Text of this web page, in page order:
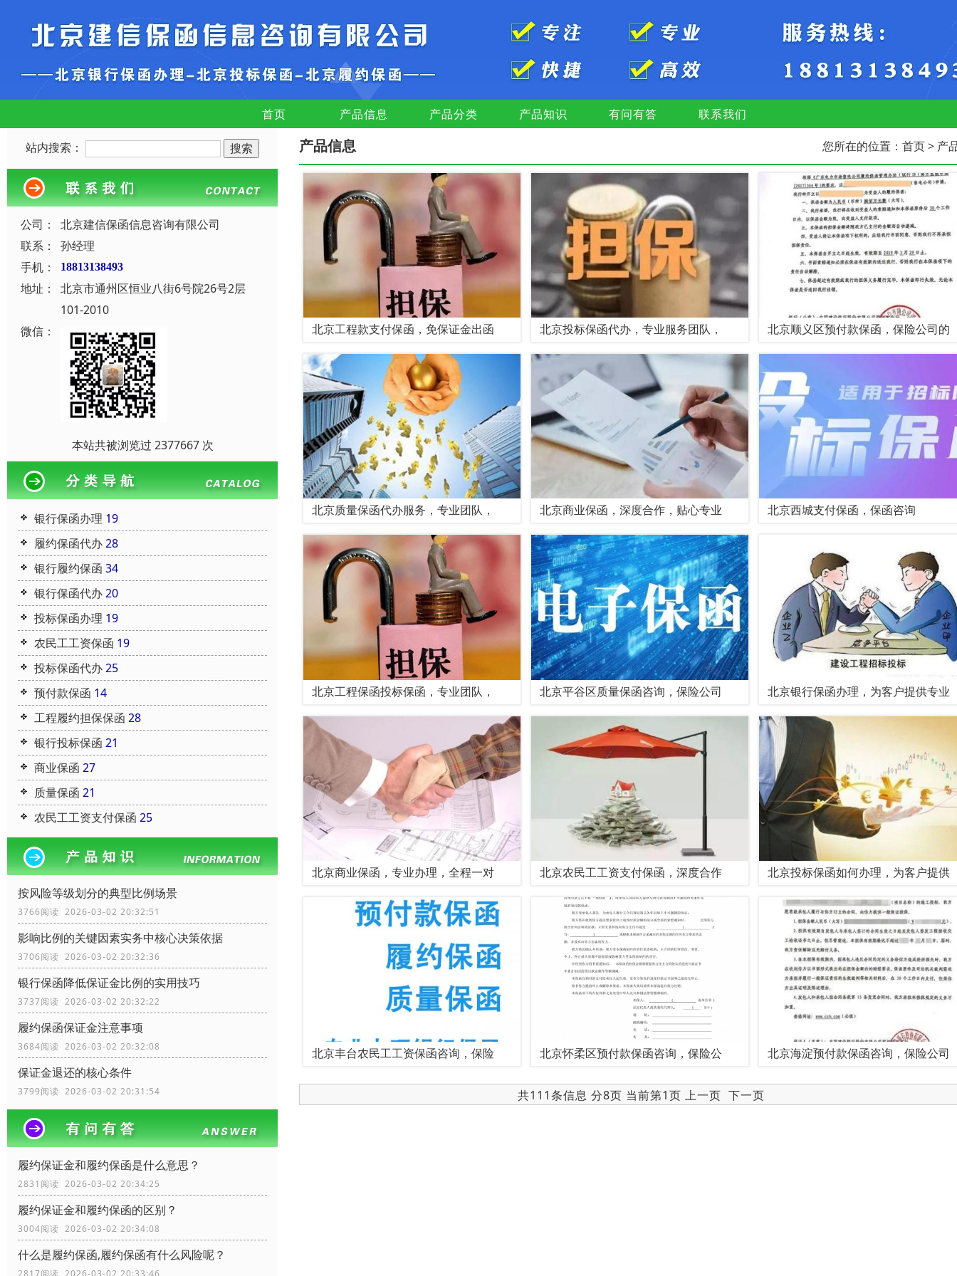
首页 产品信息 产品分类 产品知识 有问有答 联系我们
站内搜索：
公司：
北京建信保函信息咨询有限公司
联系：
孙经理
手机：
18813138493
地址：
北京市通州区恒业八街6号院26号2层
101-2010
微信：
本站共被浏览过 2377667 次
银行保函办理 19
履约保函代办28
银行履约保函 34
银行保函代办20
投标保函办理 19
农民工工资保函 19
投标保函代办25
预付款保函 14
工程履约担保保函 28
银行投标保函 21
商业保函 27
质量保函 21
农民工工资支付保函 25
按风险等级划分的典型比例场景
3766阅读 2026-03-02 20:32:51
影响比例的关键因素实务中核心决策依据
3706阅读 2026-03-02 20:32:36
银行保函降低保证金比例的实用技巧
3737阅读 2026-03-02 20:32:22
履约保函保证金注意事项
3684阅读 2026-03-02 20:32:08
保证金退还的核心条件
3799阅读 2026-03-02 20:31:54
履约保证金和履约保函是什么意思？
2831阅读 2026-03-02 20:34:25
履约保证金和履约保函的区别？
3004阅读 2026-03-02 20:34:08
什么是履约保函,履约保函有什么风险呢？
2817阅读 2026-03-02 20:33:46
产品信息 您所在的位置： 首页> 产
北京工程款支付保函，免保证金出函 北京投标保函代办，专业服务团队， 北京顺义区预付款保函，保险公司的
北京质量保函代办服务，专业团队， 北京商业保函，深度合作，贴心专业 北京西城支付保函，保函咨询
北京工程保函投标保函，专业团队， 北京平谷区质量保函咨询，保险公司 北京银行保函办理，为客户提供专业
北京商业保函，专业办理，全程一对 北京农民工工资支付保函，深度合作 北京投标保函如何办理，为客户提供
北京丰台农民工工资保函咨询，保险 北京怀柔区预付款保函咨询，保险公 北京海淀预付款保函咨询，保险公司
共111条信息 分8页 当前第1页 上一页 下一页